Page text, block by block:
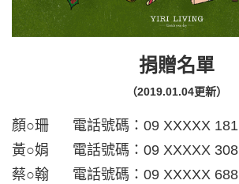
捐贈名單
（2019.01.04更新）
顏○珊 電話號碼：09 XXXXX 181
黃○娟 電話號碼：09 XXXXX 308
蔡○翰 電話號碼：09 XXXXX 688